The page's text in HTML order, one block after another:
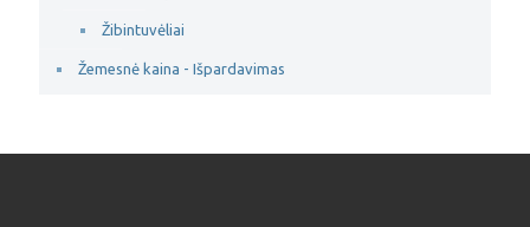
Žibintuvėliai
Žemesnė kaina - Išpardavimas